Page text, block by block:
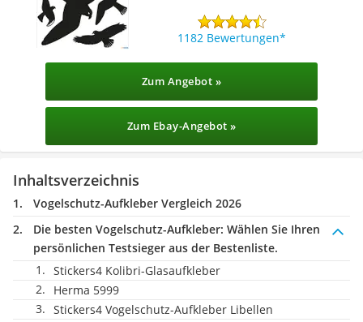
1182 Bewertungen
Zum Angebot »
Zum Ebay-Angebot »
Inhaltsverzeichnis
Vogelschutz-Aufkleber Vergleich 2026
Die besten Vogelschutz-Aufkleber: Wählen Sie Ihren
persönlichen Testsieger aus der Bestenliste.
Stickers4 Kolibri-Glasaufkleber
Herma 5999
Stickers4 Vogelschutz-Aufkleber Libellen